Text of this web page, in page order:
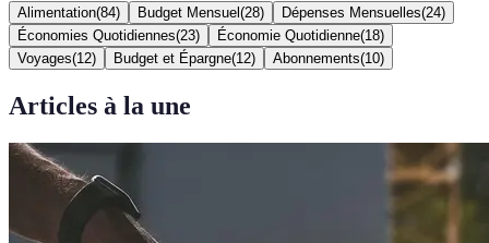
Alimentation(84) Budget Mensuel (28) Dépenses Mensuelles(24)
Économies Quotidiennes(23) Économie Quotidienne(18)
Voyages(12) Budget et Épargne(12) Abonnements(10)
Articles à la une